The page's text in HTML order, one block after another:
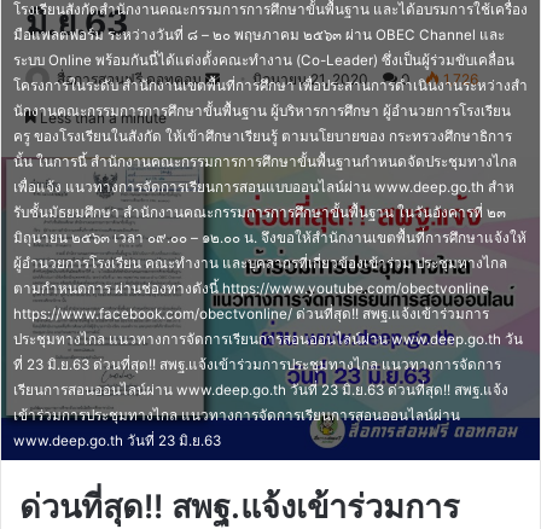
มิ.ย.63
สื่อการสอนฟรี ดอทคอม
Send
an
email
มิถุนายน 21, 2020 0 1,726
Less than a minute
โรงเรียนสังกัดสํานักงานคณะกรรมการการศึกษาขั้นพื้นฐาน และได้อบรมการใช้เครื่อง
มือแพลตฟอร์ม ระหว่างวันที่ ๘ – ๒๐ พฤษภาคม ๒๕๖๓ ผ่าน OBEC Channel และ
ระบบ Online พร้อมกันนี้ได้แต่งตั้งคณะทํางาน (Co-Leader) ซึ่งเป็นผู้ร่วมขับเคลื่อน
โครงการในระดับ สํานักงานเขตพื้นที่การศึกษา เพื่อประสานการดําเนินงานระหว่างสํา
นักงานคณะกรรมการการศึกษาขั้นพื้นฐาน ผู้บริหารการศึกษา ผู้อํานวยการโรงเรียน
ครู ของโรงเรียนในสังกัด ให้เข้าศึกษาเรียนรู้ ตามนโยบายของ กระทรวงศึกษาธิการ
นั้น ในการนี้ สํานักงานคณะกรรมการการศึกษาขั้นพื้นฐานกําหนดจัดประชุมทางไกล
เพื่อแจ้ง แนวทางการจัดการเรียนการสอนแบบออนไลน์ผ่าน www.deep.go.th สําห
รับชั้นมัธยมศึกษา สํานักงานคณะกรรมการการศึกษาขั้นพื้นฐาน ในวันอังคารที่ ๒๓
มิถุนายน ๒๕๖๓ เวลา ๐๙.๐๐ – ๑๒.๐๐ น. จึงขอให้สํานักงานเขตพื้นที่การศึกษาแจ้งให้
ผู้อํานวยการโรงเรียน คณะทํางาน และบุคลากรที่เกี่ยวข้องเข้าร่วม ประชุมทางไกล
ตามกําหนดการ ผ่านช่องทางดังนี้ https://www.youtube.com/obectvonline
https://www.facebook.com/obectvonline/ ด่วนที่สุด!! สพฐ.แจ้งเข้าร่วมการ
ประชุมทางไกล แนวทางการจัดการเรียนการสอนออนไลน์ผ่าน www.deep.go.th วัน
ที่ 23 มิ.ย.63 ด่วนที่สุด!! สพฐ.แจ้งเข้าร่วมการประชุมทางไกล แนวทางการจัดการ
เรียนการสอนออนไลน์ผ่าน www.deep.go.th วันที่ 23 มิ.ย.63 ด่วนที่สุด!! สพฐ.แจ้ง
เข้าร่วมการประชุมทางไกล แนวทางการจัดการเรียนการสอนออนไลน์ผ่าน
www.deep.go.th วันที่ 23 มิ.ย.63
ด่วนที่สุด!! สพฐ.แจ้งเข้าร่วมการ